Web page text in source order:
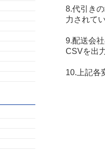
8.代引き
力されて
9.配送会
CSVを出
10.上記各